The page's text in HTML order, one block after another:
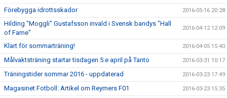
Förebygga idrottsskador 2016-05-16 20:28
Hilding "Moggli" Gustafsson invald i Svensk bandys "Hall
of Fame"
2016-04-12 12:09
Klart för sommarträning! 2016-04-05 15:40
Målvaktsträning startar tisdagen 5:e april på Tanto 2016-03-31 10:17
Träningstider sommar 2016 - uppdaterad 2016-03-23 17:49
Magasinet Fotboll: Artikel om Reymers F01 2016-03-23 15:35